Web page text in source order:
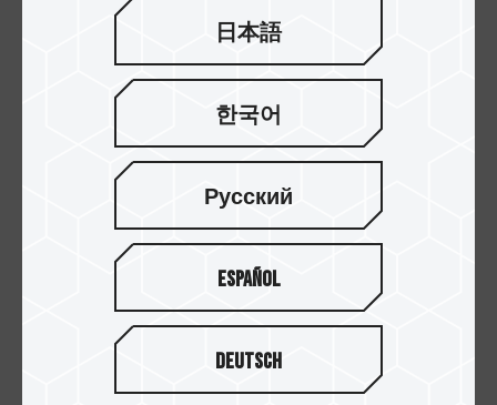
並處理後續的相關工作，能安裝更多 APP 應用程
日本語
한국어
Русский
Español
Deutsch